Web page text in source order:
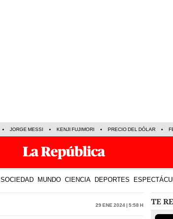
JORGE MESSI KENJI FUJIMORI PRECIO DEL DÓLAR
SOCIEDAD MUNDO CIENCIA DEPORTES
29 Ene 2024 | 5:58 h TE